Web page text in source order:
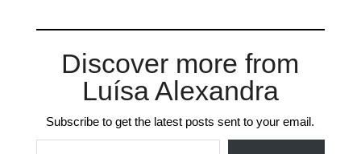
Discover more from
Luísa Alexandra
Subscribe to get the latest posts sent to your email.
Type your email…